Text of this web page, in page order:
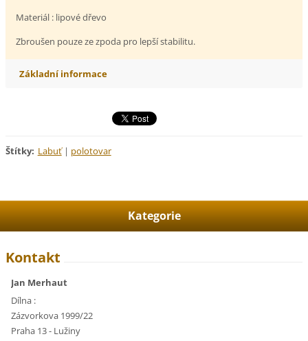
Materiál : lipové dřevo
Zbroušen pouze ze zpoda pro lepší stabilitu.
Základní informace
Štítky: Labuť | polotovar
Kategorie
Kontakt
Jan Merhaut
Dílna :
Zázvorkova 1999/22
Praha 13 - Lužiny